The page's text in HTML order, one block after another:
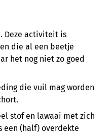
Deze activiteit is
die al een beetje
het nog niet zo goed
die vuil mag worden
stof en lawaai met zich
een (half) overdekte